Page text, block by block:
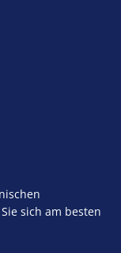
sich am besten